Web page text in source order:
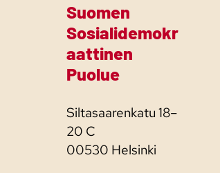
Suomen
Sosialidemokr
aattinen
Puolue
Siltasaarenkatu 18–
20 C
00530 Helsinki